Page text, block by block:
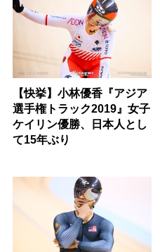
【快挙】小林優香『アジア
選手権トラック2019』女子
ケイリン優勝、日本人とし
て15年ぶり